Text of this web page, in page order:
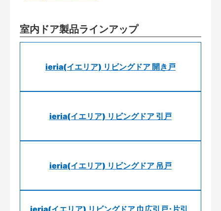
室内ドア製品ラインアップ
ieria(イエリア) リビングドア 開き戸
ieria(イエリア) リビングドア 引戸
ieria(イエリア) リビングドア 吊戸
ieria(イエリア) リビングドア 巾広引戸･片引